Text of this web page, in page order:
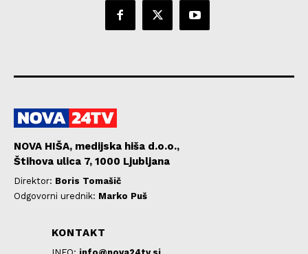
NOVA HIŠA, medijska hiša d.o.o.,
Štihova ulica 7, 1000 Ljubljana
Direktor: Boris Tomašič
Odgovorni urednik: Marko Puš
KONTAKT